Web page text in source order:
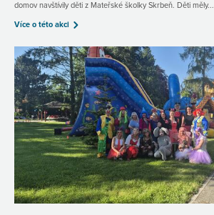
domov navštívily děti z Mateřské školky Skrbeň. Děti měly...
Více o této akci